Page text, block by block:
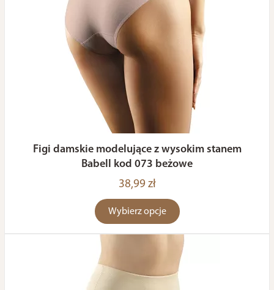
Figi damskie modelujące z wysokim stanem
Babell kod 073 beżowe
38,99 zł
Wybierz opcje